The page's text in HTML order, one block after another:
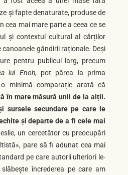
și fapte denaturate, produse de
cea mai mare parte a ceea ce se
și contextul cultural al cărților
canoanele gândirii raționale. Deși
pentru publicul larg, precum
lui Enoh, pot părea la prima
o minimă comparație arată că
în mare măsură unii de la alții.
sursele secundare pe care le
și departe de a fi cele mai
un cercetător cu preocupări
pare să fi adunat cea mai
pe care autorii ulteriori le-
încrederea pe care am